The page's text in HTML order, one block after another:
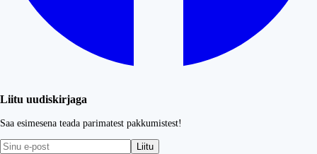
Liitu uudiskirjaga
Saa esimesena teada parimatest pakkumistest!
Liitu